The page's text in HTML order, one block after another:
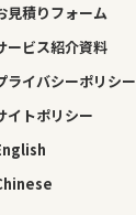
見積りフォーム
ービス紹介資料
ライバシーポリシー
イトポリシー